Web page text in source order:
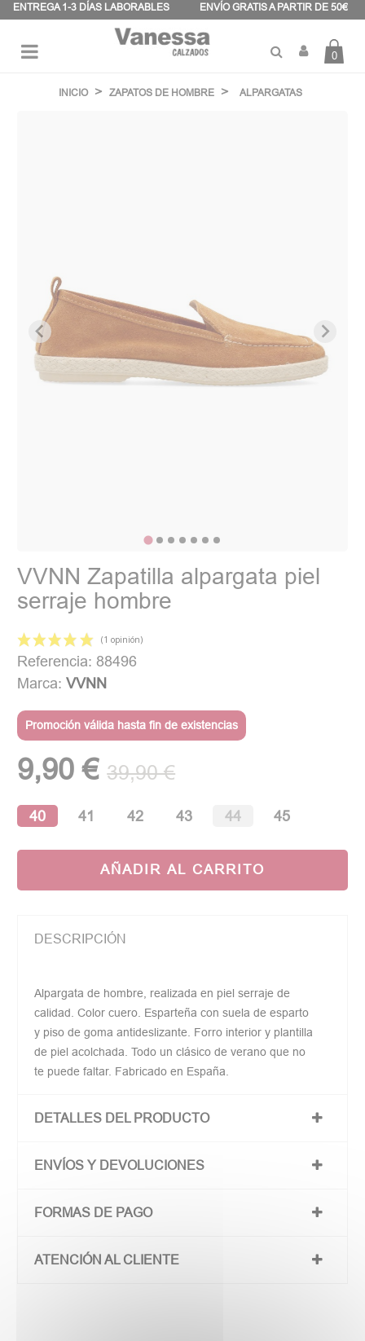
ENTREGA 1-3 DÍAS LABORABLES ENVÍO GRATIS A PARTIR DE 50€
palanca
0
INICIO ZAPATOS DE HOMBRE ALPARGATAS
VVNN Zapatilla alpargata piel
serraje hombre
Referencia: 88496
Marca:VVNN
Promoción válida hasta fin de existencias
9,90 € 39,90 €
40 41 42 43 44 45
AÑADIR AL CARRITO
DESCRIPCIÓN
Alpargata de hombre, realizada en piel serraje de
calidad. Color cuero. Esparteña con suela de esparto
y piso de goma antideslizante. Forro interior y plantilla
de piel acolchada. Todo un clásico de verano que no
te puede faltar. Fabricado en España.
DETALLES DEL PRODUCTO
ENVÍOS Y DEVOLUCIONES
FORMAS DE PAGO
ATENCIÓN AL CLIENTE
Panel de gestión de cookies